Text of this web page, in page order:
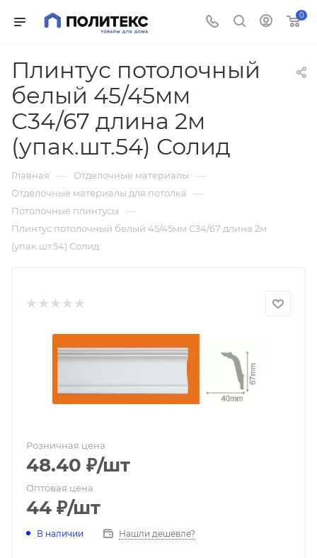
0
Плинтус потолочный
белый 45/45мм
С34/67 длина 2м
(упак.шт.54) Солид
Главная — Отделочные материалы —
Отделочные материалы для потолка —
Потолочные плинтусы —
Плинтус потолочный белый 45/45мм С34/67 длина 2м
(упак.шт.54) Солид
Розничная цена
48.40 ₽/шт
Оптовая цена
44 ₽/шт
В наличии Нашли дешевле?